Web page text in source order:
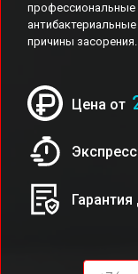
профессиональные
причины засорения.
Цена от